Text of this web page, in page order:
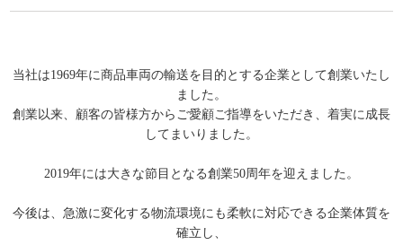
当社は1969年に商品車両の輸送を目的とする企業として創業いたし
ました。
創業以来、顧客の皆様方からご愛顧ご指導をいただき、着実に成長
してまいりました。
2019年には大きな節目となる創業50周年を迎えました。
今後は、急激に変化する物流環境にも柔軟に対応できる企業体質を
確立し、